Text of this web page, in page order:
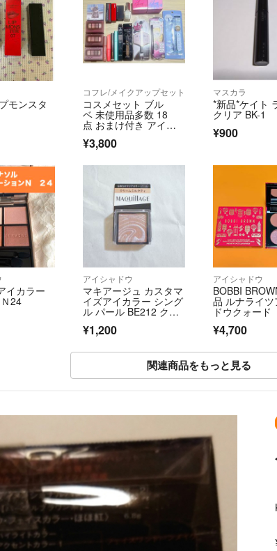
モンスタ
コフレ/メイクアップセット
コスメセット ブル
ベ 未使用品多数 18
点 おまけ付き アイシ
ー アイブロウペンシ
ク リップ
¥3,800
マスカラ
*新品*ケイト
クリア BK-1
¥900
イカラー
24
アイシャドウ
マキアージュ カスタマ
イズアイカラー シング
ル パール BE212 クリ
¥1,200
アイシャドウ
BOBBI
品 ルナライツ
ドウクォード
¥4,700
関連商品をもっと見る